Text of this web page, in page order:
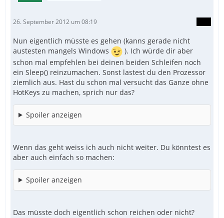
26. September 2012 um 08:19
Nun eigentlich müsste es gehen (kanns gerade nicht
austesten mangels Windows
). Ich würde dir aber
schon mal empfehlen bei deinen beiden Schleifen noch
ein Sleep() reinzumachen. Sonst lastest du den Prozessor
ziemlich aus. Hast du schon mal versucht das Ganze ohne
HotKeys zu machen, sprich nur das?
Spoiler anzeigen
Wenn das geht weiss ich auch nicht weiter. Du könntest es
aber auch einfach so machen:
Spoiler anzeigen
Das müsste doch eigentlich schon reichen oder nicht?